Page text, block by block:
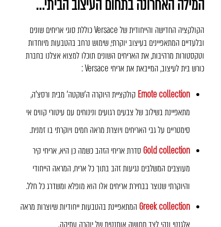
המילה האחרונה בתחום העיצוב הביתי…
הקולקציה החדישה והייחודית של Versace כוללת סוגי אריחים שונים
ובלעדיים המתאפיינים בעיצוב יוקרתי, שימוש נרחב בהטבעות מיוחדות
וטקסטורות מרהיבות, את האריחים השונים תוכלו למצוא אצלנו בחברת
כורש בית לעיצוב, המייבאת את אריחי Versace :
Emote collection קולקציית היוקרה ה'שקטה' מבית ורסצ'ה,
מתאפיינת בשילוב של צבעים רגועים ונינוחים עם עיטורי קווים אי
סימטריים על גבי האריחים ויוצרת מראה חמים ויוקרתי בו זמנית.
Gold collection סדרת אריחי הזהב כשמה כן היא, אריחי קיר
מעוצבים המשלבים נגיעות זהב בתוך כל אריח, המראה הייחודי
והיוקרתי שנוצר בבחירת אריחים אלו הוא מופלא ומשדרג כל חלל.
Greek collection המתאפיינת בהטבעות ייחודיות שיוצרות מראה